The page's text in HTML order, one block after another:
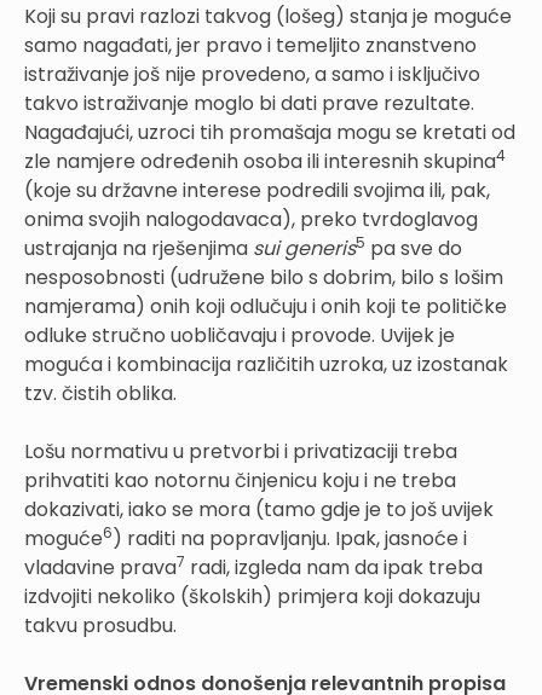
Koji su pravi razlozi takvog (lošeg) stanja je moguće
samo nagađati, jer pravo i temeljito znanstveno
istraživanje još nije provedeno, a samo i isključivo
takvo istraživanje moglo bi dati prave rezultate.
Nagađajući, uzroci tih promašaja mogu se kretati od
zle namjere određenih osoba ili interesnih skupina4
(koje su državne interese podredili svojima ili, pak,
onima svojih nalogodavaca), preko tvrdoglavog
ustrajanja na rješenjima sui generis5 pa sve do
nesposobnosti (udružene bilo s dobrim, bilo s lošim
namjerama) onih koji odlučuju i onih koji te političke
odluke stručno uobličavaju i provode. Uvijek je
moguća i kombinacija različitih uzroka, uz izostanak
tzv. čistih oblika.
Lošu normativu u pretvorbi i privatizaciji treba
prihvatiti kao notornu činjenicu koju i ne treba
dokazivati, iako se mora (tamo gdje je to još uvijek
moguće6) raditi na popravljanju. Ipak, jasnoće i
vladavine prava7 radi, izgleda nam da ipak treba
izdvojiti nekoliko (školskih) primjera koji dokazuju
takvu prosudbu.
Vremenski odnos donošenja relevantnih propisa